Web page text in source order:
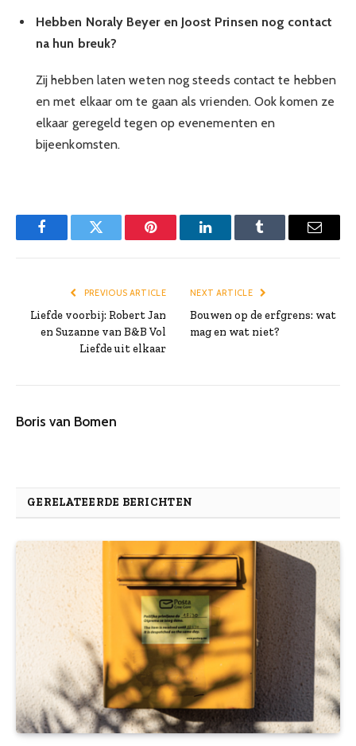
Hebben Noraly Beyer en Joost Prinsen nog contact
na hun breuk?
Zij hebben laten weten nog steeds contact te hebben
en met elkaar om te gaan als vrienden. Ook komen ze
elkaar geregeld tegen op evenementen en
bijeenkomsten.
FacebookTwitter Pinterest LinkedInTumblr Email
PREVIOUS ARTICLE
Liefde voorbij: Robert Jan
en Suzanne van B&B Vol
Liefde uit elkaar
NEXT ARTICLE
Bouwen op de erfgrens: wat
mag en wat niet?
Boris van Bomen
GERELATEERDE BERICHTEN